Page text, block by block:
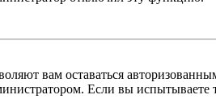
вам оставаться
Если вы